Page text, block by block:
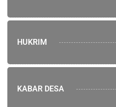
HUKRIM
KABAR DESA